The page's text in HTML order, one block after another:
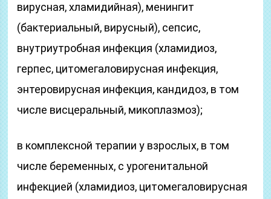
вирусная, хламидийная), менингит
(бактериальный, вирусный), сепсис,
внутриутробная инфекция (хламидиоз,
герпес, цитомегаловирусная инфекция,
энтеровирусная инфекция, кандидоз, в том
числе висцеральный, микоплазмоз);
в комплексной терапии у взрослых, в том
числе беременных, с урогенитальной
инфекцией (хламидиоз, цитомегаловирусная